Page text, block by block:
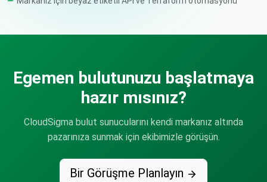
Egemen bulutunuzu başlatmaya
hazır mısınız?
CloudSigma bulut sunucularını kendi markanız altında
pazarınıza sunmak için ekibimizle görüşün.
Bir Görüşme Planlayın